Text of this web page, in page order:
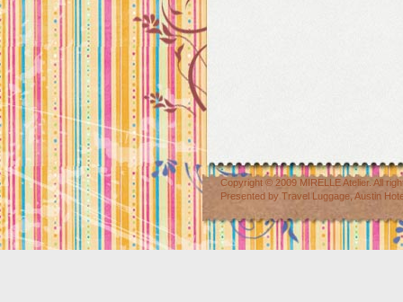
Copyright © 2009 MIRELLE Atelier. All
Presented by Travel Luggage Austin